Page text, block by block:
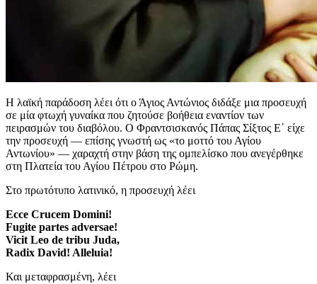
Η λαϊκή παράδοση λέει ότι ο Άγιος Αντώνιος διδάξε μια προσευχή
σε μία φτωχή γυναίκα που ζητούσε βοήθεια εναντίον των
πειρασμών του διαβόλου. Ο Φραντσισκανός Πάπας Σίξτος Ε΄ είχε
την προσευχή — επίσης γνωστή ως «το μοττό του Αγίου
Αντωνίου» — χαραχτή στην βάση της ομπελίσκο που ανεγέρθηκε
στη Πλατεία του Αγίου Πέτρου στο Ρώμη.
Στο πρωτότυπο λατινικό, η προσευχή λέει
Ecce Crucem Domini!
Fugite partes adversae!
Vicit Leo de tribu Juda,
Radix David! Alleluia!
Και μεταφρασμένη, λέει